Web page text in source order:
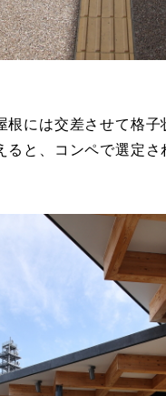
には交差させて格
と、コンペで選定